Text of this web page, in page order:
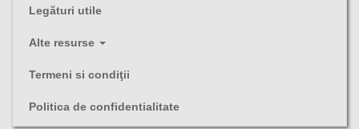
Legături utile
Alte resurse
Termeni si condiţii
Politica de confidentialitate